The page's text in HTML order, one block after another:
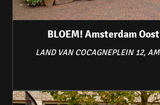
BLOEM! Amsterdam
LAND VAN COCAGNEPLEIN 12,